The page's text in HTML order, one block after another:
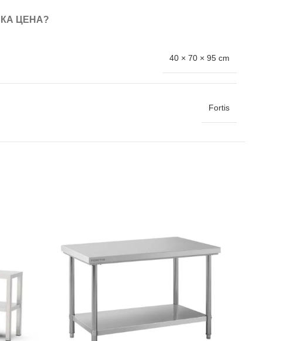
ЦЕНА?
40 × 70 × 95 cm
Fortis